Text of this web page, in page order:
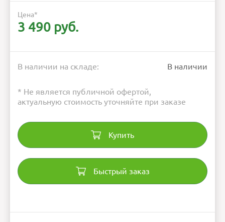
Цена*
3 490 руб.
В наличии на складе: В наличии
* Не является публичной офертой,
актуальную стоимость уточняйте при заказе
Купить
Быстрый заказ